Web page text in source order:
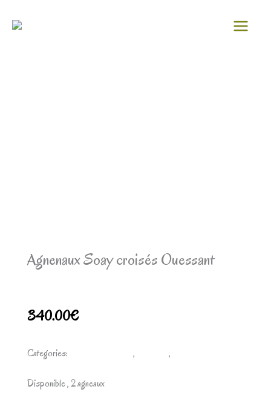
Agnenaux Soay croisés Ouessant
340.00€
Categories: , ,
Disponible , 2 agneaux